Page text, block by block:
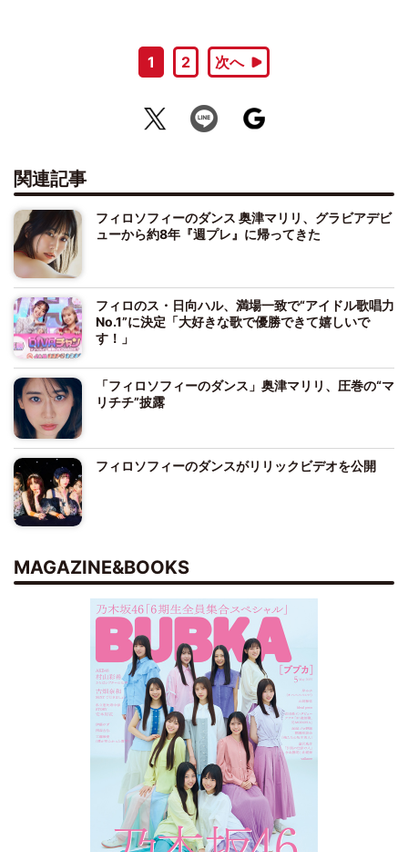
1 2 次へ
関連記事
フィロソフィーのダンス 奥津マリリ、グラビアデビ
ューから約8年『週プレ』に帰ってきた
フィロのス・日向ハル、満場一致で“アイドル歌唱力
No.1”に決定「大好きな歌で優勝できて嬉しいで
す！」
「フィロソフィーのダンス」奥津マリリ、圧巻の“マ
リチチ”披露
フィロソフィーのダンスがリリックビデオを公開
MAGAZINE&BOOKS